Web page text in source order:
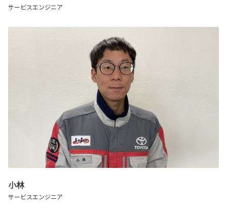
サービスエンジニア
小林
サービスエンジニア